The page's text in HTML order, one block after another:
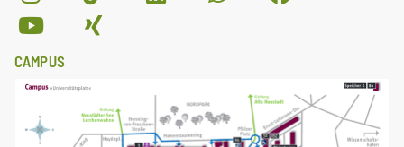
CAMPUS